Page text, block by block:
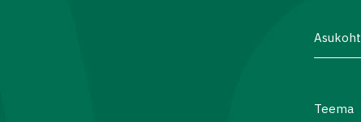
Asukoht
Teema